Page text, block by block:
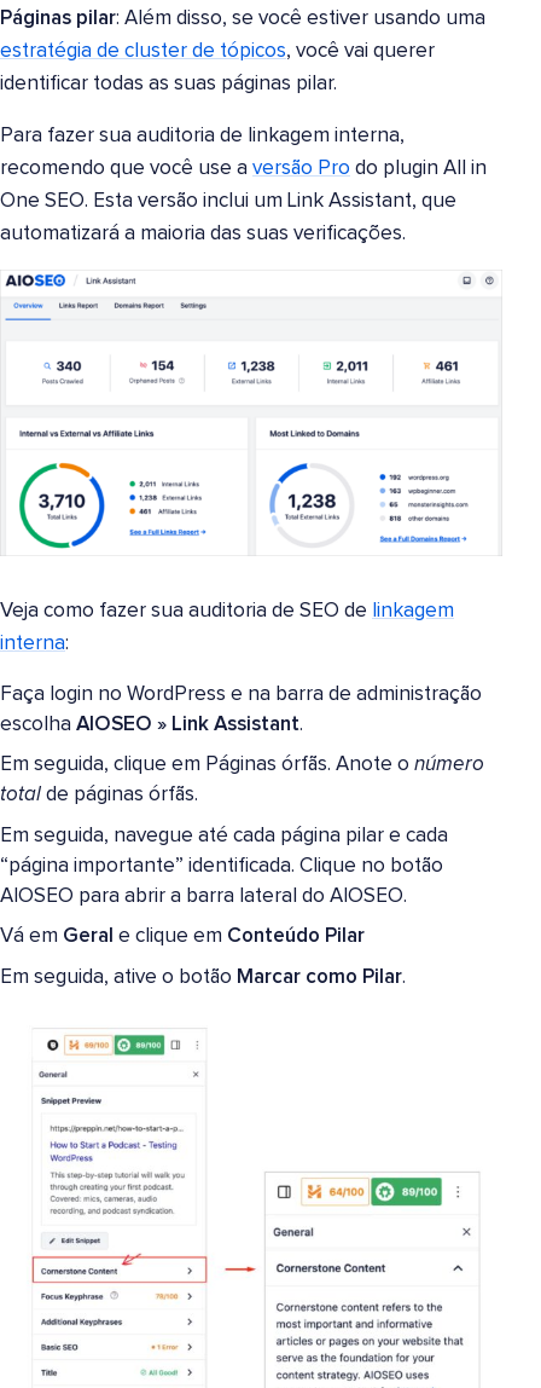
Páginas pilar: Além disso, se você estiver usando uma
estratégia de cluster de tópicos, você vai querer
identificar todas as suas páginas pilar.
Para fazer sua auditoria de linkagem interna,
recomendo que você use a versão Pro do plugin All in
One SEO. Esta versão inclui um Link Assistant, que
automatizará a maioria das suas verificações.
Veja como fazer sua auditoria de SEO de linkagem
interna:
Faça login no WordPress e na barra de administração
escolha AIOSEO » Link Assistant.
Em seguida, clique em Páginas órfãs. Anote o número
total de páginas órfãs.
Em seguida, navegue até cada página pilar e cada
“página importante” identificada. Clique no botão
AIOSEO para abrir a barra lateral do AIOSEO.
Vá em Geral e clique em Conteúdo Pilar
Em seguida, ative o botão Marcar como Pilar.